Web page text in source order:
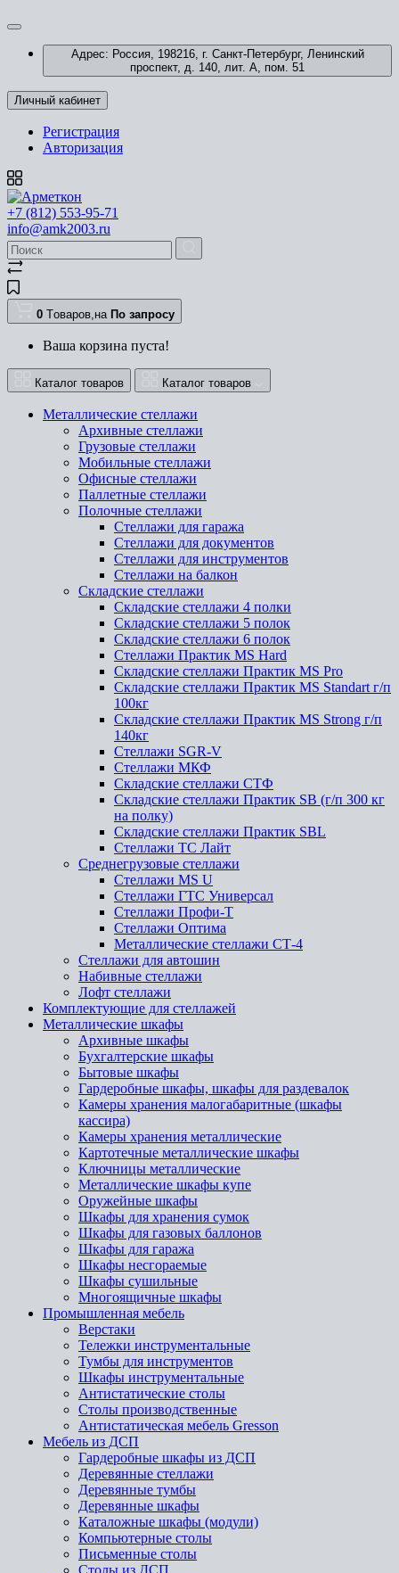
Адрес: Россия, 198216, г. Санкт-Петербург, Ленинский
проспект, д. 140, лит. А, пом. 51
Личный кабинет
Регистрация
Авторизация
+7 (812) 553-95-71
info@amk2003.ru
0 Tоваров,на По запросу
Ваша корзина пуста!
Каталог товаров Каталог товаров
Металлические стеллажи
Архивные стеллажи
Грузовые стеллажи
Мобильные стеллажи
Офисные стеллажи
Паллетные стеллажи
Полочные стеллажи
Стеллажи для гаража
Стеллажи для документов
Стеллажи для инструментов
Стеллажи на балкон
Складские стеллажи
Складские стеллажи 4 полки
Складские стеллажи 5 полок
Складские стеллажи 6 полок
Стеллажи Практик MS Hard
Складские стеллажи Практик MS Pro
Складские стеллажи Практик MS Standart г/п
100кг
Складские стеллажи Практик MS Strong г/п
140кг
Стеллажи SGR-V
Стеллажи МКФ
Складские стеллажи СТФ
Складские стеллажи Практик SB (г/п 300 кг
на полку)
Складские стеллажи Практик SBL
Стеллажи ТС Лайт
Среднегрузовые стеллажи
Стеллажи MS U
Стеллажи ГТС Универсал
Стеллажи Профи-Т
Стеллажи Оптима
Металлические стеллажи СТ-4
Стеллажи для автошин
Набивные стеллажи
Лофт стеллажи
Комплектующие для стеллажей
Металлические шкафы
Архивные шкафы
Бухгалтерские шкафы
Бытовые шкафы
Гардеробные шкафы, шкафы для раздевалок
Камеры хранения малогабаритные (шкафы
кассира)
Камеры хранения металлические
Картотечные металлические шкафы
Ключницы металлические
Металлические шкафы купе
Оружейные шкафы
Шкафы для хранения сумок
Шкафы для газовых баллонов
Шкафы для гаража
Шкафы несгораемые
Шкафы сушильные
Многоящичные шкафы
Промышленная мебель
Верстаки
Тележки инструментальные
Тумбы для инструментов
Шкафы инструментальные
Антистатические столы
Столы производственные
Антистатическая мебель Gresson
Мебель из ДСП
Гардеробные шкафы из ДСП
Деревянные стеллажи
Деревянные тумбы
Деревянные шкафы
Каталожные шкафы (модули)
Компьютерные столы
Письменные столы
Столы из ДСП